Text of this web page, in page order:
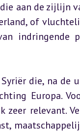
aan de zijlijn
of
indringende
die, na de
Europa.
relevant.